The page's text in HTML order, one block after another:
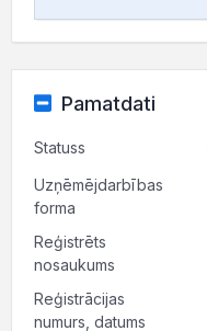
Pamatdati
Statuss
Uzņēmējdarbības
forma
Reģistrēts
nosaukums
Reģistrācijas
numurs, datums